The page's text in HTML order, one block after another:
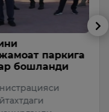
паркига
бошланди